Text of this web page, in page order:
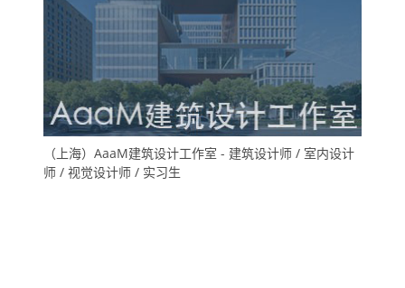
（上海）AaaM建筑设计工作室 - 建筑设计师 / 室内设计
师 / 视觉设计师 / 实习生